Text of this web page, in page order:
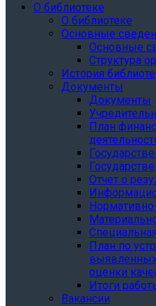
О библиотеке
О библиотеке
Основные
Основные
Структура
История
Документы
Документы
План
Отчет о
План по
оценки
Итоги
Вакансии